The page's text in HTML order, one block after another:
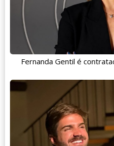
Fernanda Gentil é